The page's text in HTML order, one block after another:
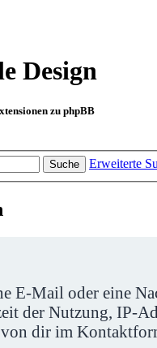
Design
zu phpBB
Suche Erweiterte
E-Mail oder eine
der Nutzung, IP-
dir im